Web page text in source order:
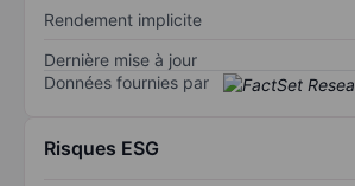
Rendement implicite
Dernière mise à jour
Données fournies par
Risques ESG